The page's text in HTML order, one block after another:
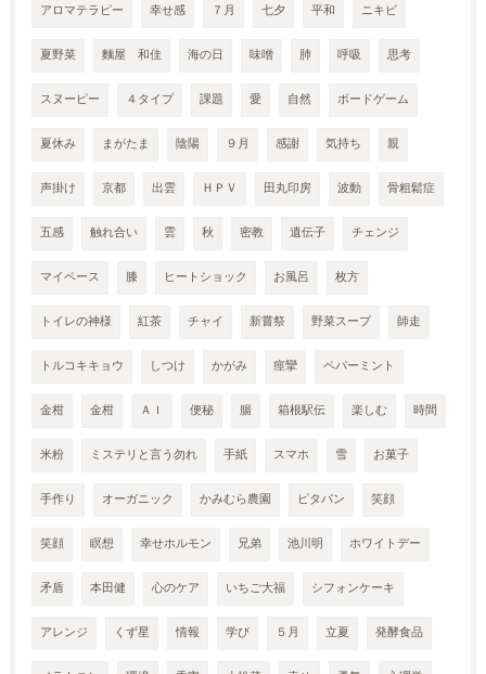
アロマテラピー 幸せ感 ７月 七夕 平和 ニキビ
夏野菜 麵屋 和佳 海の日 味噌 肺 呼吸 思考
スヌーピー ４タイプ 課題 愛 自然 ボードゲーム
夏休み まがたま 陰陽 ９月 感謝 気持ち 親
声掛け 京都 出雲 ＨＰＶ 田丸印房 波動 骨粗鬆症
五感 触れ合い 雲 秋 密教 遺伝子 チェンジ
マイペース 膝 ヒートショック お風呂 枚方
トイレの神様 紅茶 チャイ 新嘗祭 野菜スープ 師走
トルコキキョウ しつけ かがみ 痙攣 ペパーミント
金柑 金柑 ＡＩ 便秘 腸 箱根駅伝 楽しむ 時間
米粉 ミステリと言う勿れ 手紙 スマホ 雪 お菓子
手作り オーガニック かみむら農園 ピタパン 笑顔
笑顔 瞑想 幸せホルモン 兄弟 池川明 ホワイトデー
矛盾 本田健 心のケア いちご大福 シフォンケーキ
アレンジ くず星 情報 学び ５月 立夏 発酵食品